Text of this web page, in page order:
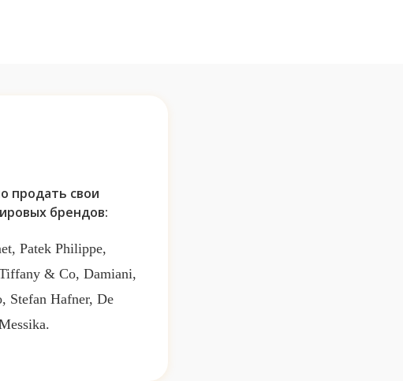
продать свои
брендов:
Patek Philippe,
& Co, Damiani,
Stefan Hafner, De